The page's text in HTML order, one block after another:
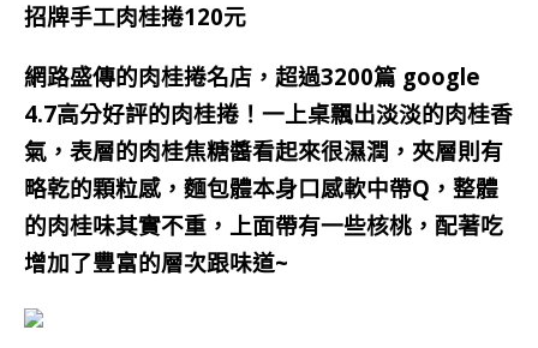
招牌手工肉桂捲120元
網路盛傳的肉桂捲名店， 超過3200篇 google
4.7高分好評的肉桂捲 ！ 一上桌飄出淡淡的肉桂香
氣，表層的肉桂焦糖醬看起來很濕潤，夾層則有
略乾的顆粒感，麵包體本身口感軟中帶Q，整體
的肉桂味其實不重， 上面帶有一些核桃，配著吃
增加了豐富的層次跟味道~